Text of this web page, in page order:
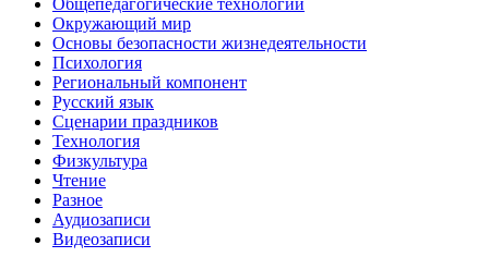
Окружающий мир
Основы безопасности жизнедеятельности
Психология
Региональный компонент
Русский язык
Сценарии праздников
Технология
Физкультура
Чтение
Разное
Аудиозаписи
Видеозаписи